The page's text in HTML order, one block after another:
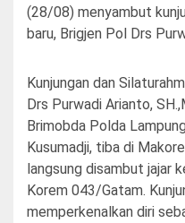
(28/08) menyambut
baru, Brigjen Pol Drs
Kunjungan dan
Drs Purwadi Arianto,
Brimobda Polda
Kusumadji, tiba di
langsung disambut jajar
Korem 043/Gatam.
memperkenalkan diri